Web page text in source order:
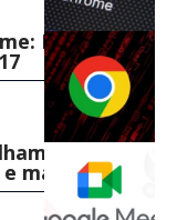
Phantom
de
macOS